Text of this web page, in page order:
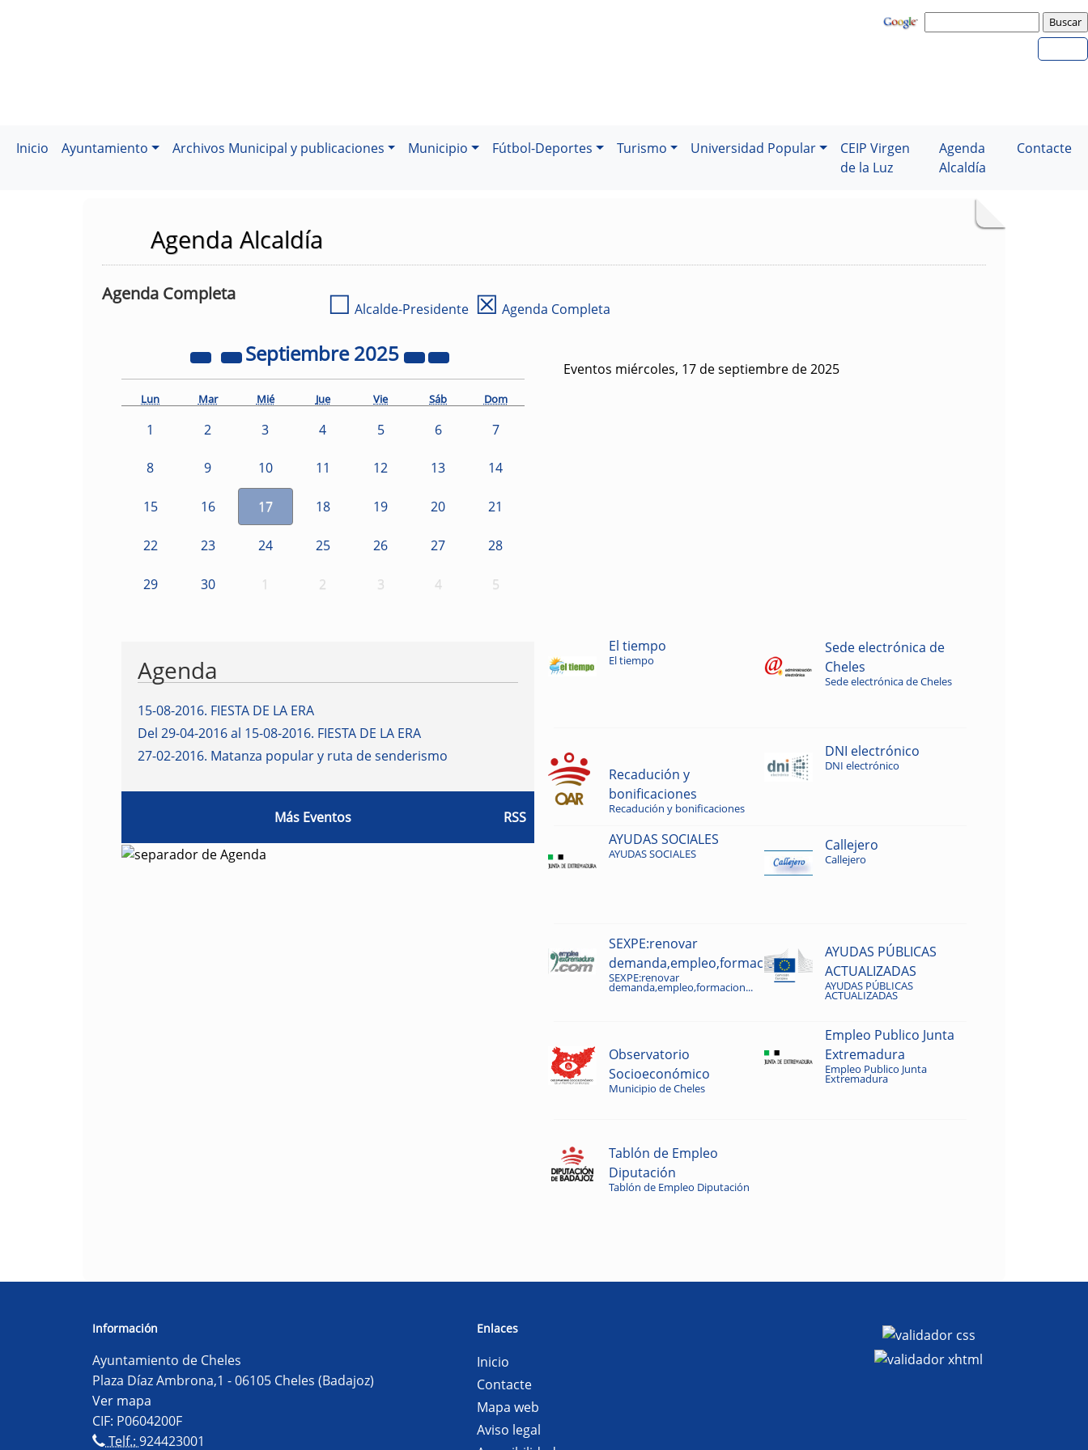
Inicio Ayuntamiento Archivos Municipal y publicaciones Municipio Fútbol-Deportes Turismo Universidad Popular
CEIP Virgen
de la Luz
Agenda
Alcaldía
Contacte
Agenda Alcaldía
Agenda Completa ☐ Alcalde-Presidente ☒ Agenda Completa
Septiembre2025
Lun Mar Mié Jue Vie Sáb Dom
1 2 3 4 5 6 7
8 9 10 11 12 13 14
15 16 17 18 19 20 21
22 23 24 25 26 27 28
29 30 1 2 3 4 5
Eventos miércoles, 17 de septiembre de 2025
Agenda
15-08-2016. FIESTA DE LA ERA
Del 29-04-2016 al 15-08-2016. FIESTA DE LA ERA
27-02-2016. Matanza popular y ruta de senderismo
Más Eventos RSS
El tiempo
El tiempo
Sede electrónica de
Cheles
Sede electrónica de Cheles
Recadución y
bonificaciones
Recadución y bonificaciones
DNI electrónico
DNI electrónico
AYUDAS SOCIALES
AYUDAS SOCIALES
Callejero
Callejero
SEXPE:renovar
demanda,empleo,formacion...
SEXPE:renovar
demanda,empleo,formacion...
AYUDAS PÚBLICAS
ACTUALIZADAS
AYUDAS PÚBLICAS
ACTUALIZADAS
Observatorio
Socioeconómico
Municipio de Cheles
Empleo Publico Junta
Extremadura
Empleo Publico Junta
Extremadura
Tablón de Empleo
Diputación
Tablón de Empleo Diputación
Información
Ayuntamiento de Cheles
Plaza Díaz Ambrona,1 - 06105 Cheles (Badajoz)
Ver mapa
CIF: P0604200F
Telf.:924423001
Enlaces
Inicio
Contacte
Mapa web
Aviso legal